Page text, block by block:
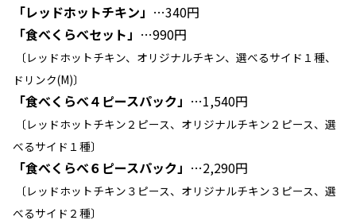
「レッドホットチキン」 …340円
「食べくらべセット」 …990円
〔レッドホットチキン、オリジナルチキン、選べるサイド１種、
ドリンク(M)〕
「食べくらべ４ピースパック」 …1,540円
〔レッドホットチキン２ピース、オリジナルチキン２ピース、選
べるサイド１種〕
「食べくらべ６ピースパック」 …2,290円
〔レッドホットチキン３ピース、オリジナルチキン３ピース、選
べるサイド２種〕